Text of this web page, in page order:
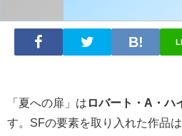
「夏への扉」は ロバート・A・ハ
す。SFの要素を取り入れた作品